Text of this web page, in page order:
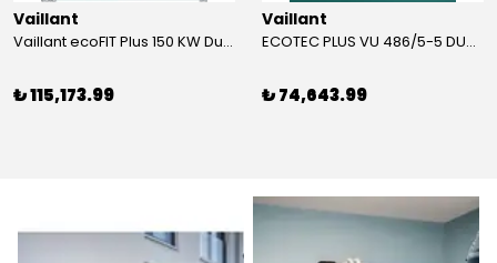
Vaillant
Vaillant ecoFIT Plus 150 KW Duvar Tipi Yoğuşmalı KAZAN
₺ 115,173.99
Vaillant
ECOTEC PLUS VU 486/5-5 DUVAR TİPİ YOĞUŞMALI KAZAN
₺ 74,643.99